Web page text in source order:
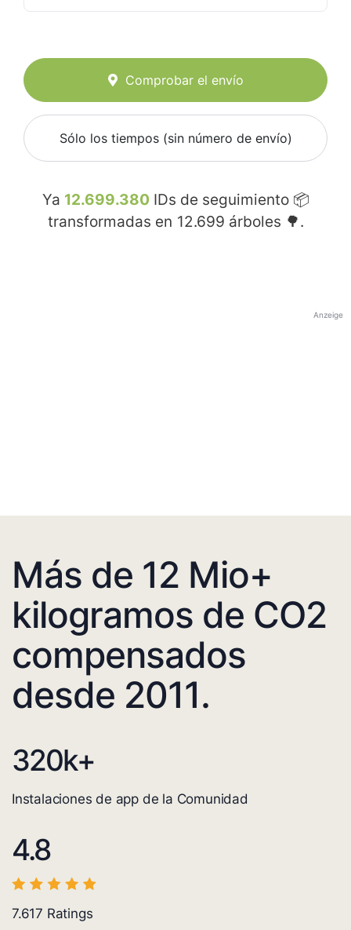
Comprobar el envío
Sólo los tiempos (sin número de envío)
Ya 12.699.380 IDs de seguimiento 📦
transformadas en 12.699 árboles 🌳.
Anzeige
Más de 12 Mio+
kilogramos de CO2
compensados
desde 2011.
320k+
Instalaciones de app de la Comunidad
4.8
7.617 Ratings